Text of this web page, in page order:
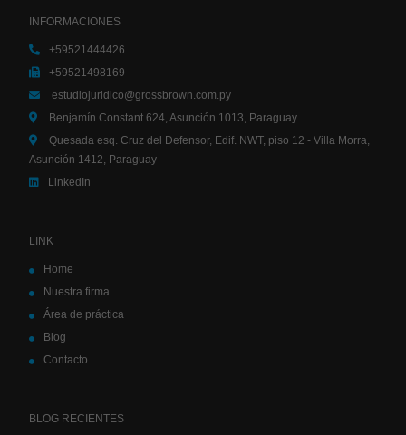
INFORMACIONES
+59521444426
+59521498169
estudiojuridico@grossbrown.com.py
Benjamín Constant 624, Asunción 1013, Paraguay
Quesada esq. Cruz del Defensor, Edif. NWT, piso 12 - Villa Morra,
Asunción 1412, Paraguay
LinkedIn
LINK
Home
Nuestra firma
Área de práctica
Blog
Contacto
BLOG RECIENTES